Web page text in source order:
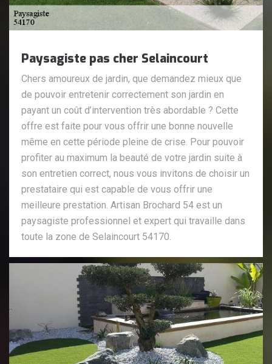
Paysagiste pas cher Selaincourt
Chers amoureux de jardin, que demandez mieux que
de pouvoir entretenir correctement son jardin en
payant un coût d’intervention très abordable ? Cette
offre est faite pour vous offrir une bonne nouvelle
même en cette période pleine de crise. Pour pouvoir
profiter au maximum la beauté de votre jardin suite à
son entretien correct, nous vous invitons de choisir un
prestataire qui est capable de vous offrir une
meilleure prestation. Artisan Brochard 54 est un
paysagiste professionnel et expert qui travaille dans
toute la zone de Selaincourt 54170.